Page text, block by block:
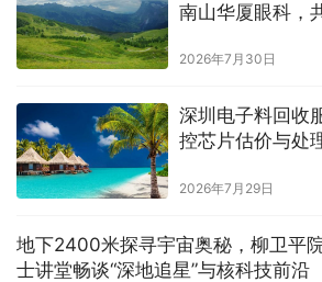
南山华厦眼科，
2026年7月30日
深圳电子料回收
控芯片估价与处
2026年7月29日
地下2400米探寻宇宙奥秘，柳卫平
士讲堂畅谈“深地追星”与核科技前沿